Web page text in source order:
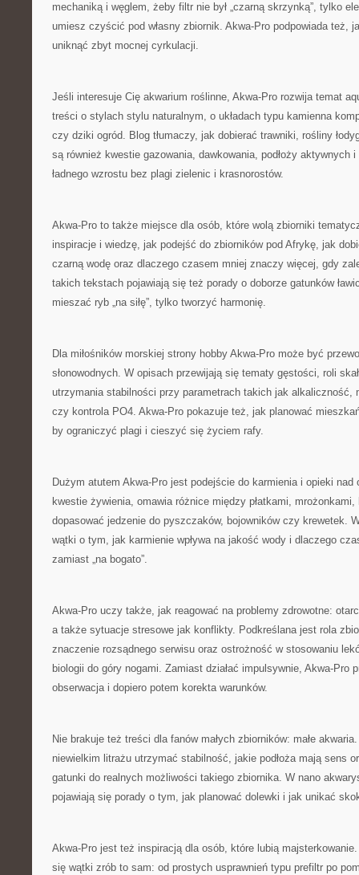
mechaniką i węglem, żeby filtr nie był „czarną skrzynką”, tylko
umiesz czyścić pod własny zbiornik. Akwa-Pro podpowiada też,
uniknąć zbyt mocnej cyrkulacji.
Jeśli interesuje Cię akwarium roślinne, Akwa-Pro rozwija temat
treści o stylach stylu naturalnym, o układach typu kamienna
czy dziki ogród. Blog tłumaczy, jak dobierać trawniki, rośliny
są również kwestie gazowania, dawkowania, podłoży aktywnych
ładnego wzrostu bez plagi zielenic i krasnorostów.
Akwa-Pro to także miejsce dla osób, które wolą zbiorniki
inspiracje i wiedzę, jak podejść do zbiorników pod Afrykę, jak
czarną wodę oraz dlaczego czasem mniej znaczy więcej, gdy
takich tekstach pojawiają się też porady o doborze gatunków
mieszać ryb „na siłę”, tylko tworzyć harmonię.
Dla miłośników morskiej strony hobby Akwa-Pro może być
słonowodnych. W opisach przewijają się tematy gęstości, roli
utrzymania stabilności przy parametrach takich jak alkaliczność,
czy kontrola PO4. Akwa-Pro pokazuje też, jak planować
by ograniczyć plagi i cieszyć się życiem rafy.
Dużym atutem Akwa-Pro jest podejście do karmienia i opieki nad
kwestie żywienia, omawia różnice między płatkami, mrożonkami,
dopasować jedzenie do pyszczaków, bojowników czy krewetek.
wątki o tym, jak karmienie wpływa na jakość wody i dlaczego
zamiast „na bogato”.
Akwa-Pro uczy także, jak reagować na problemy zdrowotne:
a także sytuacje stresowe jak konflikty. Podkreślana jest rola
znaczenie rozsądnego serwisu oraz ostrożność w stosowaniu
biologii do góry nogami. Zamiast działać impulsywnie, Akwa-Pro
obserwacja i dopiero potem korekta warunków.
Nie brakuje też treści dla fanów małych zbiorników: małe
niewielkim litrażu utrzymać stabilność, jakie podłoża mają sens
gatunki do realnych możliwości takiego zbiornika. W nano
pojawiają się porady o tym, jak planować dolewki i jak unikać
Akwa-Pro jest też inspiracją dla osób, które lubią
się wątki zrób to sam: od prostych usprawnień typu prefiltr po